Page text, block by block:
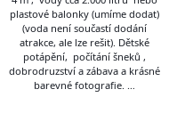
plastové balonky (umíme dodat)
(voda není součastí dodání
atrakce, ale lze rešit). Dětské
potápění, počítání šneků ,
dobrodruzství a zábava a krásné
barevné fotografie. …